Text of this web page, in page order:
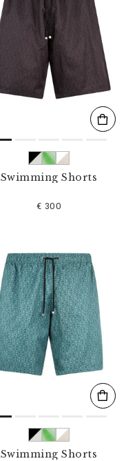
Swimming Shorts
€ 300
Swimming Shorts